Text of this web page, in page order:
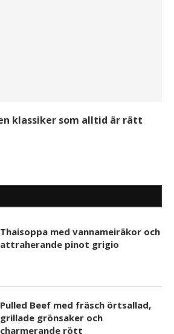
klassiker som alltid är rätt
Thaisoppa med vannameiräkor och
attraherande pinot grigio
Pulled Beef med fräsch örtsallad,
grillade grönsaker och
charmerande rött